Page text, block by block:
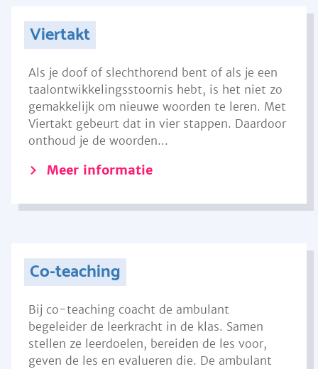
Viertakt
Als je doof of slechthorend bent of als je een
taalontwikkelingsstoornis hebt, is het niet zo
gemakkelijk om nieuwe woorden te leren. Met
Viertakt gebeurt dat in vier stappen. Daardoor
onthoud je de woorden...
Meer informatie
Co-teaching
Bij co-teaching coacht de ambulant
begeleider de leerkracht in de klas. Samen
stellen ze leerdoelen, bereiden de les voor,
geven de les en evalueren die. De ambulant